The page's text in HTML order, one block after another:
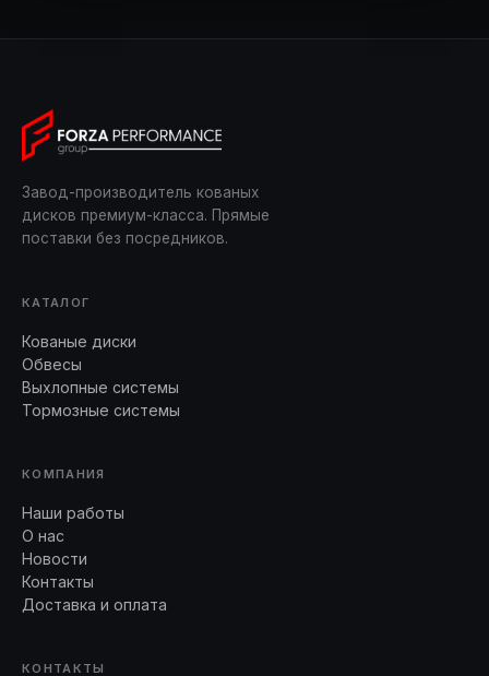
Завод-производитель кованых
дисков премиум-класса. Прямые
поставки без посредников.
КАТАЛОГ
Кованые диски
Обвесы
Выхлопные системы
Тормозные системы
КОМПАНИЯ
Наши работы
О нас
Новости
Контакты
Доставка и оплата
КОНТАКТЫ